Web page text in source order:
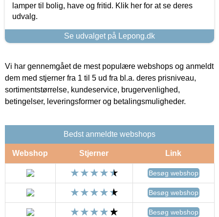
lamper til bolig, have og fritid. Klik her for at se deres
udvalg.
Se udvalget på Lepong.dk
Vi har gennemgået de mest populære webshops og anmeldt
dem med stjerner fra 1 til 5 ud fra bl.a. deres prisniveau,
sortimentstørrelse, kundeservice, brugervenlighed,
betingelser, leveringsformer og betalingsmuligheder.
Bedst anmeldte webshops
Webshop Stjerner Link
Besøg webshop
Besøg webshop
Besøg webshop